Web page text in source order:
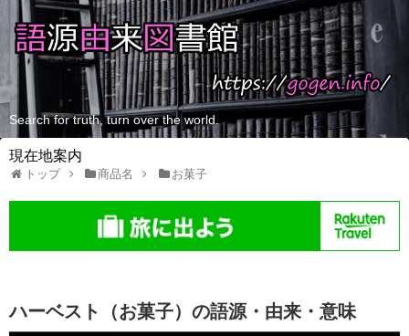
Search for truth, turn over the world.
現在地案内
トップ 商品名 お菓子
ハーベスト（お菓子）の語源・由来・意味